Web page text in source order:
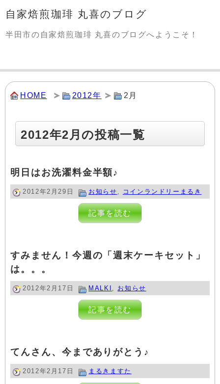
自家焙煎珈琲 丸喜のブログ
半田市の自家焙煎珈琲 丸喜のブログへようこそ！
HOME 2012年 2月
2012年2月の投稿一覧
明日はお洗濯料金半額♪
2012年2月29日 お知らせ , コインランドリーまるき
記事を読む
すみません！今週の「週末ケーキセット」
は。。。
2012年2月17日 MALKI , お知らせ
記事を読む
てんさん、今までありがとう♪
2012年2月17日 まるきますた